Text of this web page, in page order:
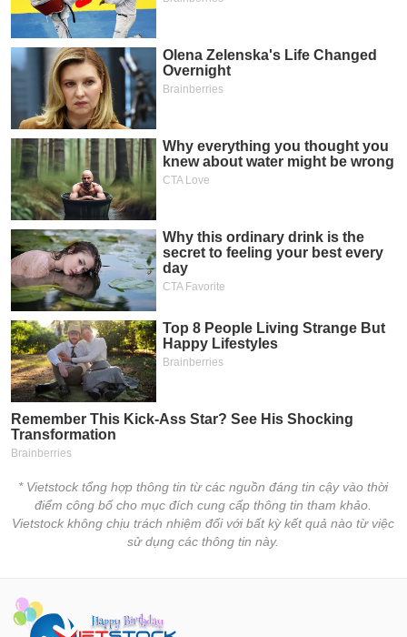
* Vietstock tổng hợp thông tin từ các nguồn đáng tin cậy vào thời
điểm công bố cho mục đích cung cấp thông tin tham khảo.
Vietstock không chịu trách nhiệm đối với bất kỳ kết quả nào từ việc
sử dụng các thông tin này.